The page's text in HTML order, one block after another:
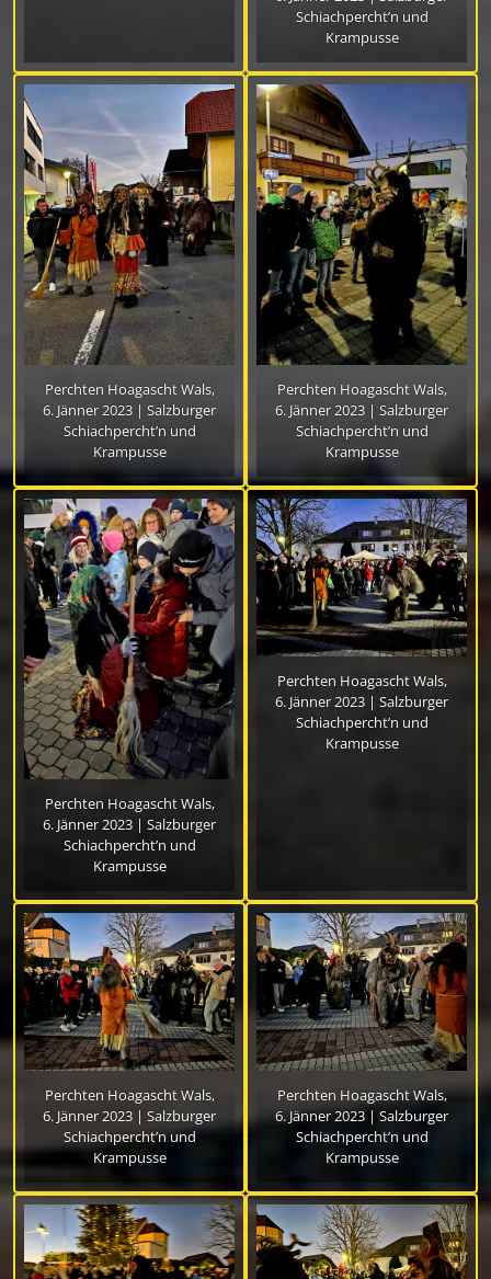
Schiachpercht’n und
Krampusse
Perchten Hoagascht Wals,
6. Jänner 2023 | Salzburger
Schiachpercht’n und
Krampusse
Perchten Hoagascht Wals,
6. Jänner 2023 | Salzburger
Schiachpercht’n und
Krampusse
Perchten Hoagascht Wals,
6. Jänner 2023 | Salzburger
Schiachpercht’n und
Krampusse
Perchten Hoagascht Wals,
6. Jänner 2023 | Salzburger
Schiachpercht’n und
Krampusse
Perchten Hoagascht Wals,
6. Jänner 2023 | Salzburger
Schiachpercht’n und
Krampusse
Perchten Hoagascht Wals,
6. Jänner 2023 | Salzburger
Schiachpercht’n und
Krampusse